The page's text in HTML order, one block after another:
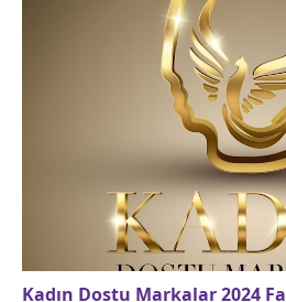
Kadın Dostu Markalar 2024